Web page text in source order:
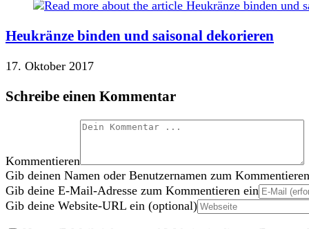
Heukränze binden und saisonal dekorieren
17. Oktober 2017
Schreibe einen Kommentar
Kommentieren
Gib deinen Namen oder Benutzernamen zum
Gib deine E-Mail-Adresse zum Kommentieren ein
Gib deine Website-URL ein (optional)